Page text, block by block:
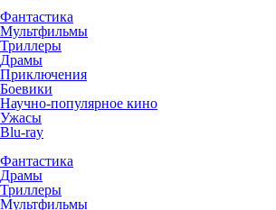
Фантастика
Мультфильмы
Триллеры
Драмы
Приключения
Боевики
Научно-популярное кино
Ужасы
Blu-ray
Фантастика
Драмы
Триллеры
Мультфильмы